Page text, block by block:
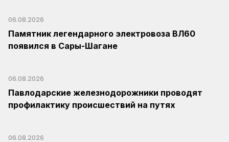
06.08.2026
Памятник легендарного электровоза ВЛ60
появился в Сары-Шагане
06.08.2026
Павлодарские железнодорожники проводят
профилактику происшествий на путях
06.08.2026